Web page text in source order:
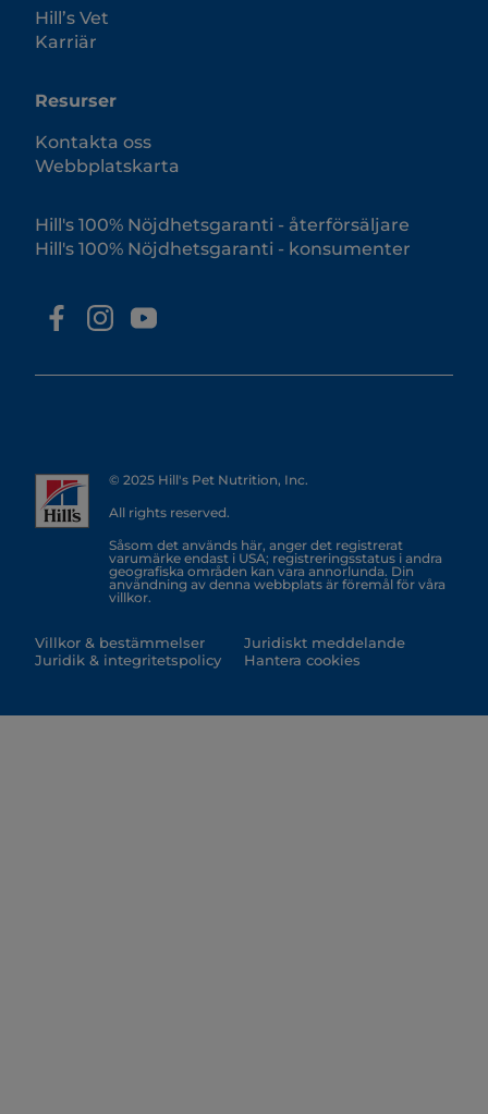
Hill’s Vet
Karriär
Resurser
Kontakta oss
Webbplatskarta
Hill's 100% Nöjdhetsgaranti - återförsäljare
Hill's 100% Nöjdhetsgaranti - konsumenter
© 2025 Hill's Pet Nutrition, Inc.
All rights reserved.
Såsom det används här, anger det registrerat
varumärke endast i USA; registreringsstatus i andra
geografiska områden kan vara annorlunda. Din
användning av denna webbplats är föremål för våra
villkor.
Villkor & bestämmelser
Juridik & integritetspolicy
Juridiskt meddelande
Hantera cookies